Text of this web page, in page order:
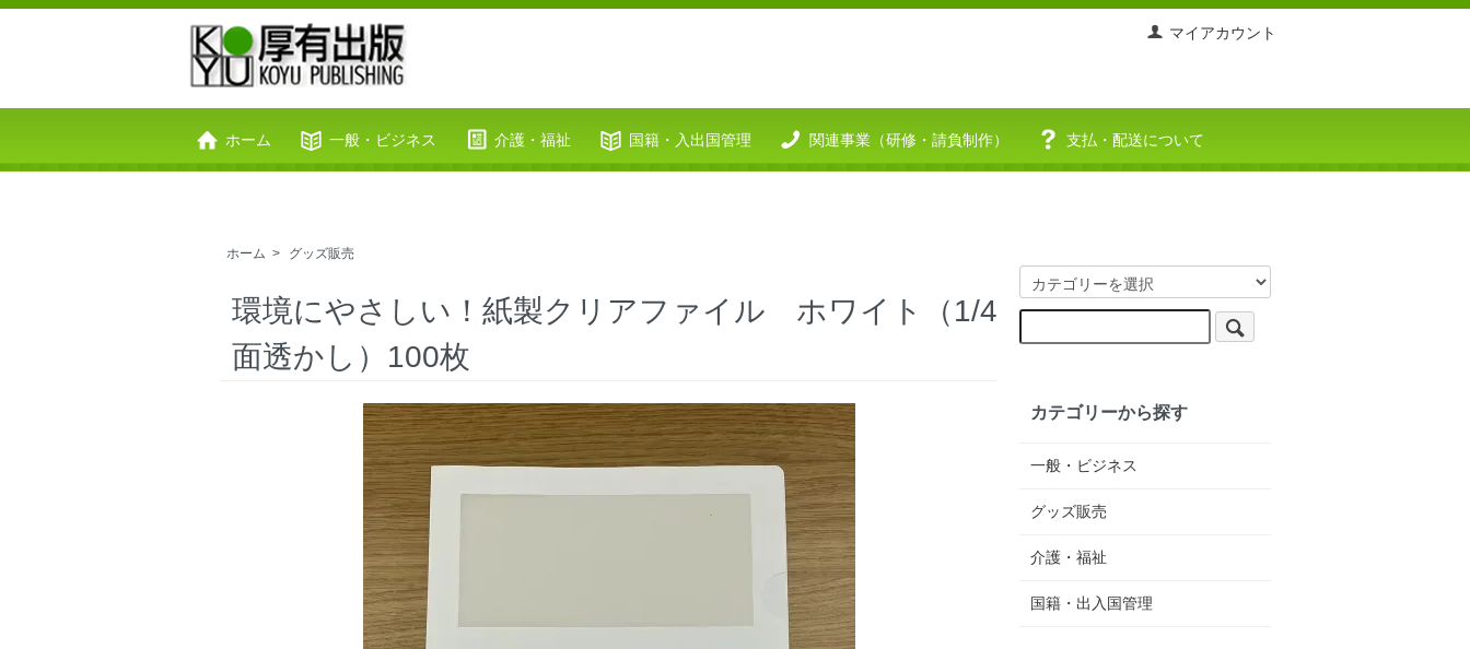
マイアカウント
ホーム 一般・ビジネス 介護・福祉 国籍・入出国管理 関連事業（研修・請負制作） 支払・配送について
ホーム > グッズ販売
環境にやさしい！紙製クリアファイル ホワイト（1/4
面透かし）100枚
カテゴリーから探す
一般・ビジネス
グッズ販売
介護・福祉
国籍・出入国管理